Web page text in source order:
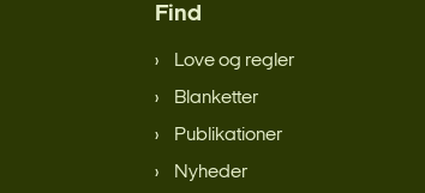
Find
Love og regler
Blanketter
Publikationer
Nyheder